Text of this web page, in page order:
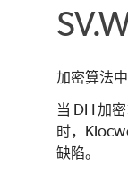
加密算法
当 DH 加
时，
缺陷。